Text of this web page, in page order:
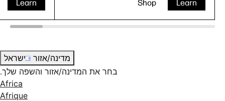
Learn Learn
Shop
מדינה/אזור
ישראל
בחר את המדינה/אזור והשפה שלך.
Africa
Afrique